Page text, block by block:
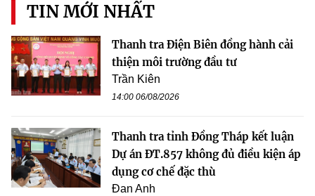
TIN MỚI NHẤT
Thanh tra Điện Biên đồng hành cải
thiện môi trường đầu tư
Trần Kiên
14:00 06/08/2026
Thanh tra tỉnh Đồng Tháp kết luận
Dự án ĐT.857 không đủ điều kiện áp
dụng cơ chế đặc thù
Đan Anh